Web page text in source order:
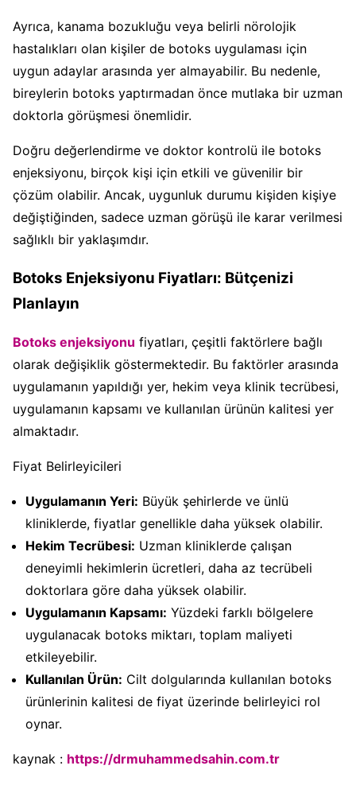
Ayrıca, kanama bozukluğu veya belirli nörolojik
hastalıkları olan kişiler de botoks uygulaması için
uygun adaylar arasında yer almayabilir. Bu nedenle,
bireylerin botoks yaptırmadan önce mutlaka bir uzman
doktorla görüşmesi önemlidir.
Doğru değerlendirme ve doktor kontrolü ile botoks
enjeksiyonu, birçok kişi için etkili ve güvenilir bir
çözüm olabilir. Ancak, uygunluk durumu kişiden kişiye
değiştiğinden, sadece uzman görüşü ile karar verilmesi
sağlıklı bir yaklaşımdır.
Botoks Enjeksiyonu Fiyatları: Bütçenizi
Planlayın
Botoks enjeksiyonu fiyatları, çeşitli faktörlere bağlı
olarak değişiklik göstermektedir. Bu faktörler arasında
uygulamanın yapıldığı yer, hekim veya klinik tecrübesi,
uygulamanın kapsamı ve kullanılan ürünün kalitesi yer
almaktadır.
Fiyat Belirleyicileri
Uygulamanın Yeri: Büyük şehirlerde ve ünlü
kliniklerde, fiyatlar genellikle daha yüksek olabilir.
Hekim Tecrübesi: Uzman kliniklerde çalışan
deneyimli hekimlerin ücretleri, daha az tecrübeli
doktorlara göre daha yüksek olabilir.
Uygulamanın Kapsamı: Yüzdeki farklı bölgelere
uygulanacak botoks miktarı, toplam maliyeti
etkileyebilir.
Kullanılan Ürün: Cilt dolgularında kullanılan botoks
ürünlerinin kalitesi de fiyat üzerinde belirleyici rol
oynar.
kaynak : https://drmuhammedsahin.com.tr